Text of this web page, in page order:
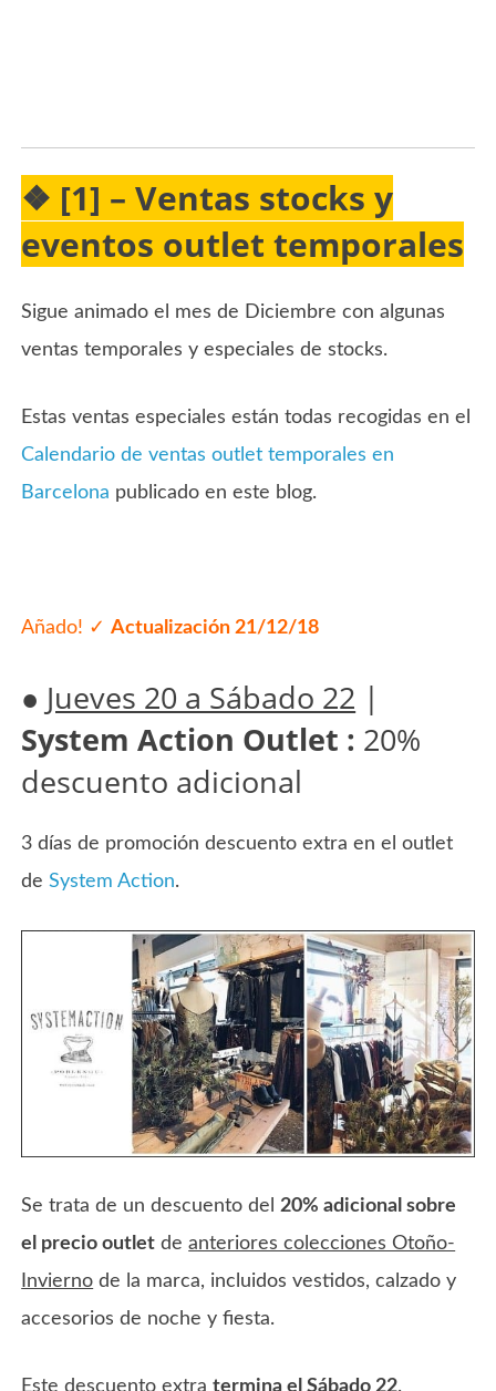
❖ [1] – Ventas stocks y
eventos outlet temporales
Sigue animado el mes de Diciembre con algunas
ventas temporales y especiales de stocks.
Estas ventas especiales están todas recogidas en el
Calendario de ventas outlet temporales en
Barcelona publicado en este blog.
Añado! ✓Actualización 21/12/18
● Jueves 20 a Sábado 22 |
System Action Outlet : 20%
descuento adicional
3 días de promoción descuento extra en el outlet
deSystem Action.
Se trata de un descuento del20% adicional sobre
el precio outlet deanteriores colecciones Otoño-
Invierno de la marca, incluidos vestidos, calzado y
accesorios de noche y fiesta.
Este descuento extratermina el Sábado 22.